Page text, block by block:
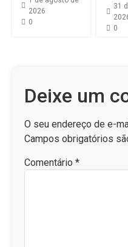
2026
0
31
0
Deixe um
O seu endereço de e-
Campos obrigatórios
Comentário *